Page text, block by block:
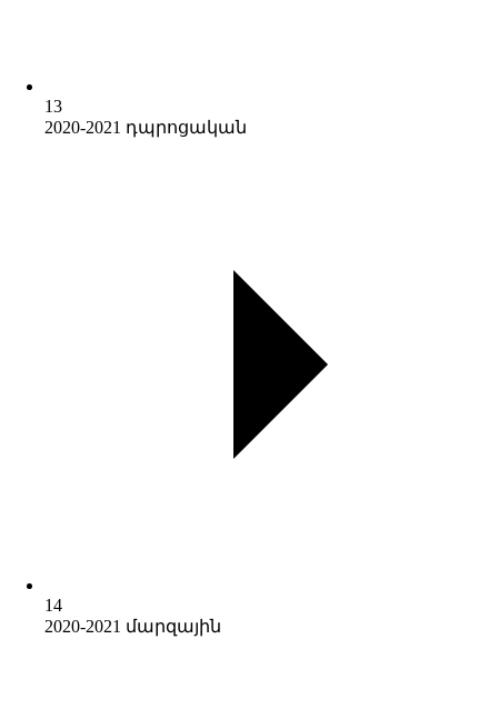
13
2020-2021 դպրոցական
14
2020-2021 մարզային